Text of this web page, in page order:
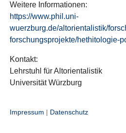
Weitere Informationen:
https://www.phil.uni-
wuerzburg.de/altorientalistik/
forschungsprojekte/hethitologie-
Kontakt:
Lehrstuhl für Altorientalistik
Universität Würzburg
Impressum | Datenschutz